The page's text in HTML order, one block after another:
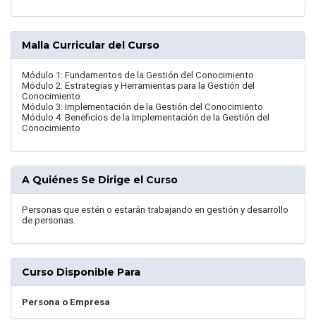
Malla Curricular del Curso
Módulo 1: Fundamentos de la Gestión del Conocimiento
Módulo 2: Estrategias y Herramientas para la Gestión del
Conocimiento
Módulo 3: Implementación de la Gestión del Conocimiento
Módulo 4: Beneficios de la Implementación de la Gestión del
Conocimiento
A Quiénes Se Dirige el Curso
Personas que estén o estarán trabajando en gestión y desarrollo
de personas.
Curso Disponible Para
Persona o Empresa